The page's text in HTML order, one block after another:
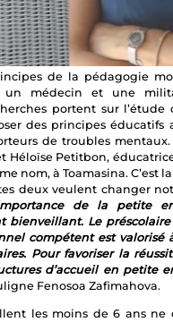
de la pédagogie
un médecin et une
portent sur
des principes éducatifs
de troubles mentaux.
Héloïse Petitbon,
nom, à Toamasina. C’est
deux veulent changer
de la petite
bienveillant. Le
compétent est valorisé
Pour favoriser la
d’accueil en petite
Fenosoa Zafimahova.
les moins de 6 ans ne